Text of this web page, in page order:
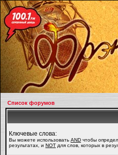
Список форумов
Ключевые слова:
Вы можете использовать AND чтобы
результатах, и NOT для слов, которых в